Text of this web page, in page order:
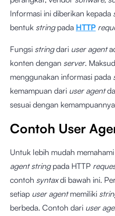
Informasi ini diberikan kepada
bentuk string pada HTTP
Fungsi stringdari user agent
konten dengan server.
menggunakan informasi pada
kemampuan dari user agent
sesuai dengan
Contoh User
Untuk lebih mudah
agent stringpada HTTP
contoh syntaxdi bawah ini.
setiap user agentmemiliki
berbeda. Contoh dari user